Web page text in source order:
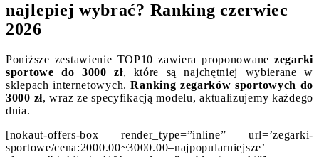
najlepiej wybrać? Ranking czerwiec
2026
Poniższe zestawienie TOP10 zawiera proponowanezegarki
sportowe do 3000 zł, które są najchętniej wybierane w
sklepach internetowych.Ranking zegarków sportowych do
3000 zł, wraz ze specyfikacją modelu, aktualizujemy każdego
dnia.
[nokaut-offers-box render_type=”inline” url=’zegarki-
sportowe/cena:2000.00~3000.00–najpopularniejsze’